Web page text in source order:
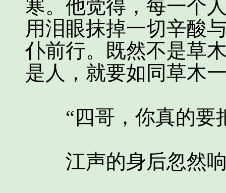
寒。他觉得，每一个
用泪眼抹掉一切辛酸
仆前行。既然不是草
是人，就要如同草木
“四哥，你真的要
江声的身后忽然响